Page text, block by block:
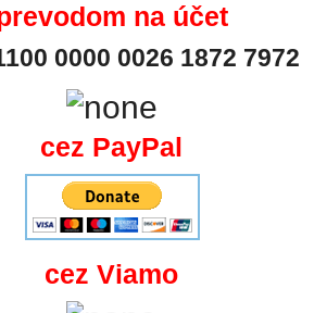
na účet
0000 0026 1872 7972
cez PayPal
cez Viamo